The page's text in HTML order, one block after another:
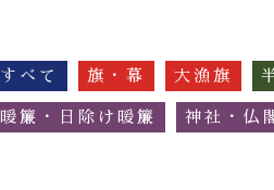
すべて 旗・幕 大漁旗
暖簾・日除け暖簾 神社・仏